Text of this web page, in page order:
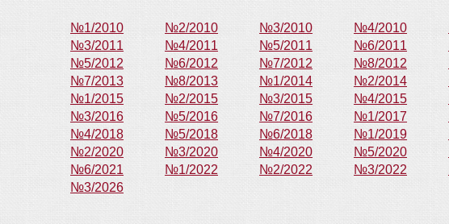
№1/2010 №2/2010 №3/2010 №4/2010
№3/2011
№4/2011 №5/2011 №6/2011
№5/2012
№6/2012 №7/2012 №8/2012
№7/2013
№8/2013 №1/2014 №2/2014
№1/2015
№2/2015 №3/2015 №4/2015
№3/2016
№5/2016 №7/2016 №1/2017
№4/2018
№5/2018 №6/2018 №1/2019
№2/2020
№3/2020 №4/2020 №5/2020
№6/2021
№1/2022 №2/2022 №3/2022
№3/2026